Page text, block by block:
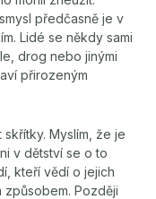
předčasně je v
Lidé se někdy sami
drog nebo jinými
přirozeným
Myslím, že je
v dětství se o to
kteří vědí o jejich
Později